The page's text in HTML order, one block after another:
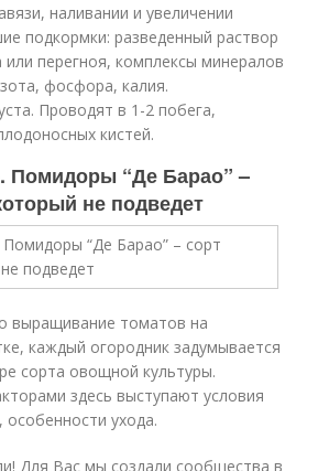
наливании и увеличении
подкормки: разведенный раствор
или перегноя, комплексы минералов
фосфора, калия.
Проводят в 1-2 побега,
кистей.
Помидоры “Де Барао” –
не подведет
выращивание томатов на
каждый огородник задумывается
сорта овощной культуры.
здесь выступают условия
ухода.
Для Вас мы создали сообщества в